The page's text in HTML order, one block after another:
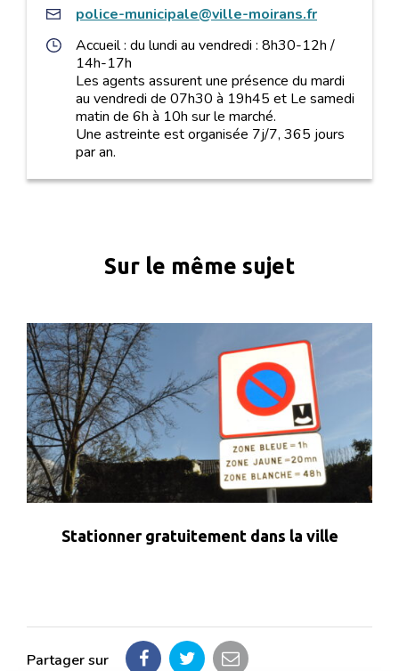
police-municipale@ville-moirans.fr
Accueil : du lundi au vendredi : 8h30-12h /
14h-17h
Les agents assurent une présence du mardi
au vendredi de 07h30 à 19h45 et Le samedi
matin de 6h à 10h sur le marché.
Une astreinte est organisée 7j/7, 365 jours
par an.
Sur le même sujet
Stationner gratuitement dans la ville
Partager sur